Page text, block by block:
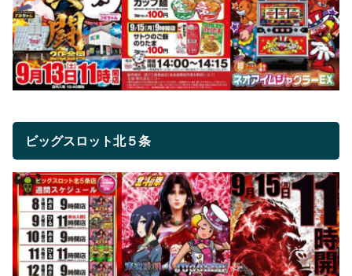
ビッグスロット北５条